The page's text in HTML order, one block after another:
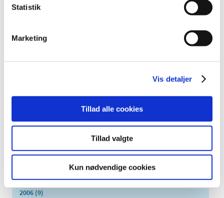
Statistik
Marketing
Vis detaljer
Tillad alle cookies
Tillad valgte
Kun nødvendige cookies
september (7)
juni (3)
februar (3)
2011 (13)
2009 (14)
2007 (3)
2006 (9)